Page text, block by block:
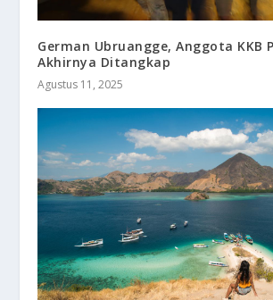
German Ubruangge, Anggota KKB
Akhirnya Ditangkap
Agustus 11, 2025